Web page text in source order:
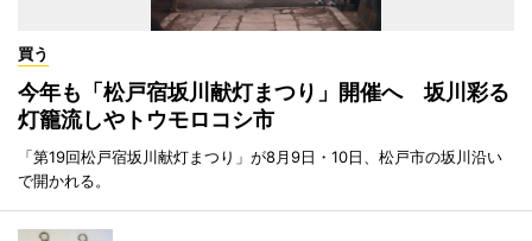
買う
今年も「松戸宿坂川献灯まつり」開催へ 坂川彩る
灯籠流しやトウモロコシ市
「第19回松戸宿坂川献灯まつり」が8月9日・10日、松戸市の坂川沿い
で開かれる。